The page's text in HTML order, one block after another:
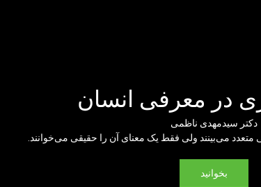
در معرفی انسان
دکتر سیدمهدی ناظمی
متعدد می‌بینند ولی فقط یک معنای آن را حقیقی می‌خوانند.
بخوانید